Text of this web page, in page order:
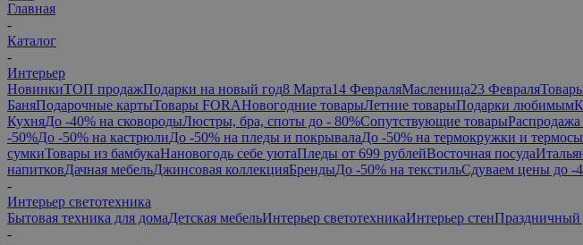
Главная
-
Каталог
-
Интерьер
НовинкиТОП продажПодарки на новый год8 Марта14 ФевраляМасленица23 Февраля
БаняПодарочные картыТовары FORAНовогодние товарыЛетние товарыПодарки любимым
КухняДо -40% на сковородыЛюстры, бра, споты до - 80%Сопутствующие товарыРаспродажа
-50%До -50% на кастрюлиДо -50% на пледы и покрывалаДо -50% на термокружки и термосы
сумкиТовары из бамбукаНановогодь себе уютаПледы от 699 рублейВосточная посуда
напитковДачная мебельДжинсовая коллекцияБрендыДо -50% на текстильСдуваем цены до -
-
Интерьер светотехника
Бытовая техника для домаДетская мебельИнтерьер светотехникаИнтерьер стенПраздничный
-